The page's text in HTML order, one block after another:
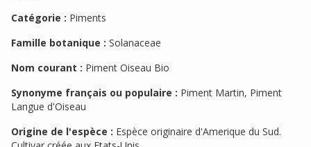
Catégorie : Piments
Famille botanique : Solanaceae
Nom courant : Piment Oiseau Bio
Synonyme français ou populaire : Piment Martin, Piment
Langue d'Oiseau
Origine de l'espèce : Espèce originaire d'Amerique du Sud.